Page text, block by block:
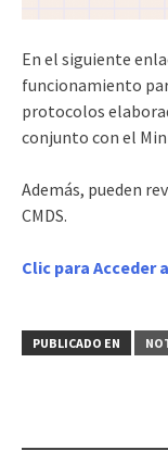
En el siguiente
funcionamiento
protocolos
conjunto con el
Además, pueden
CMDS.
Clic para Acceder
PUBLICADO EN